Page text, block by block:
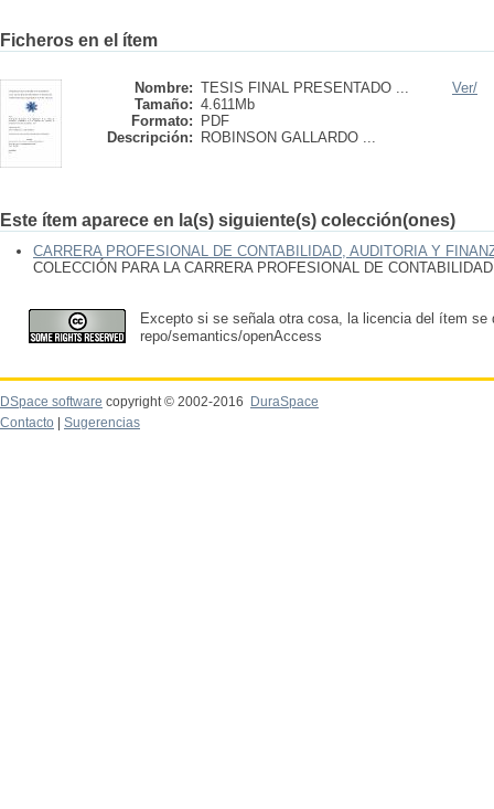
Ficheros en el ítem
Nombre: TESIS FINAL PRESENTADO ...
Tamaño: 4.611Mb
Formato:
PDF
Descripción:
ROBINSON GALLARDO ...
Ver/
Este ítem aparece en la(s) siguiente(s) colección(ones)
CARRERA PROFESIONAL DE CONTABILIDAD, AUDITORIA Y
COLECCIÓN PARA LA CARRERA PROFESIONAL DE
Excepto si se señala otra cosa, la licencia del ítem se
repo/semantics/openAccess
DSpace software copyright © 2002-2016
DuraSpace
Contacto
Sugerencias